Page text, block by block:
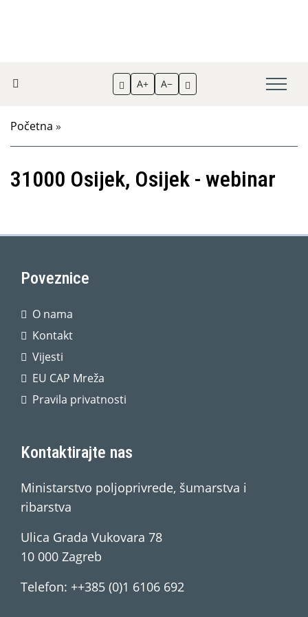
A+ A−
Početna »
31000 Osijek, Osijek - webinar
Poveznice
O nama
Kontakt
Vijesti
EU CAP Mreža
Pravila privatnosti
Kontaktirajte nas
Ministarstvo poljoprivrede, šumarstva i
ribarstva
Ulica Grada Vukovara 78
10 000 Zagreb
Telefon: ++385 (0)1 6106 692